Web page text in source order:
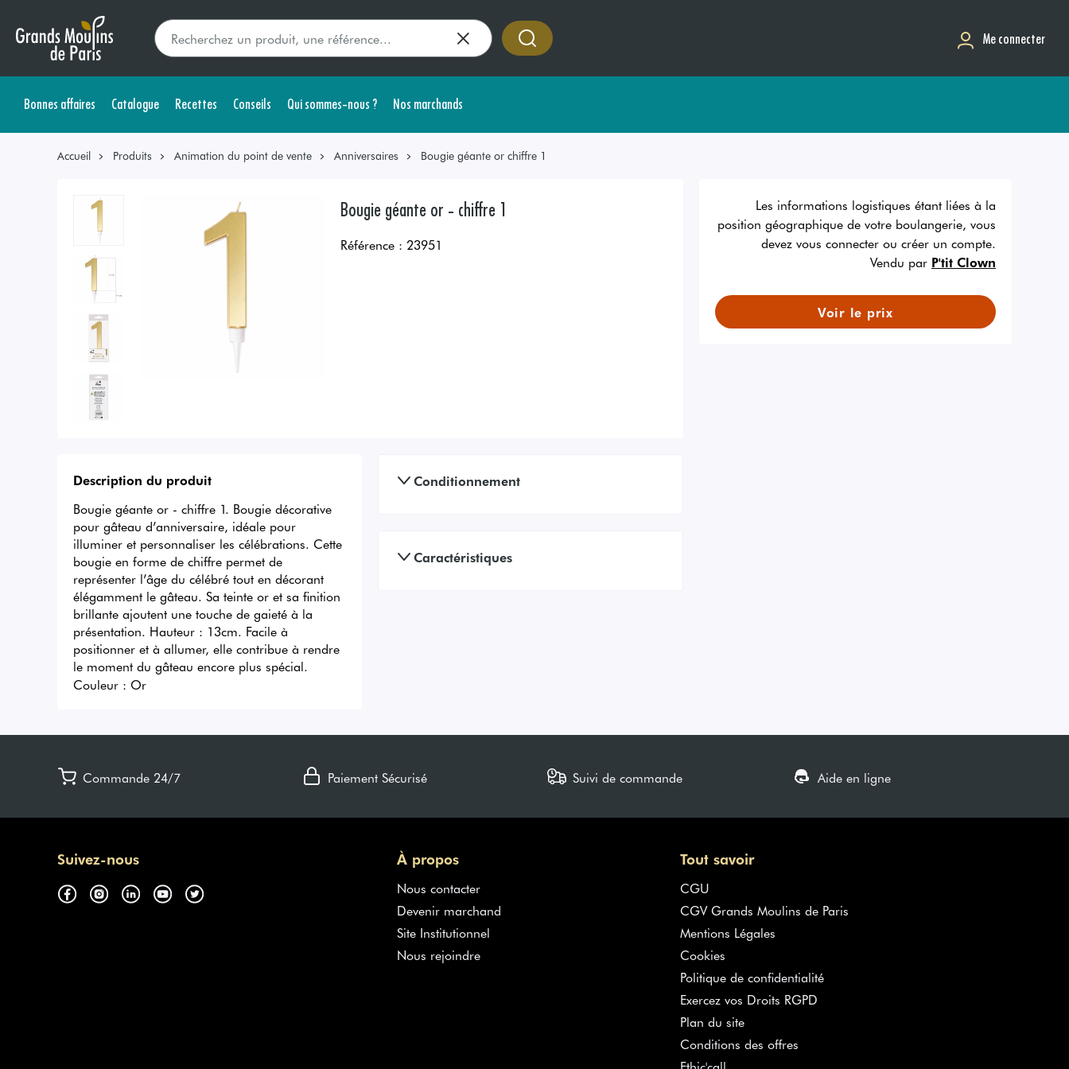
Me connecter
Bonnes affaires Catalogue Recettes Conseils Qui sommes-nous ? Nos marchands
Accueil Produits Animation du point de vente Anniversaires Bougie géante or chiffre 1
Bougie géante or - chiffre 1
Référence : 23951
Les informations logistiques étant liées à la
position géographique de votre boulangerie, vous
devez vous connecter ou créer un compte.
Vendu par P'tit Clown
Voir le prix
Description du produit
Bougie géante or - chiffre 1. Bougie décorative
pour gâteau d’anniversaire, idéale pour
illuminer et personnaliser les célébrations. Cette
bougie en forme de chiffre permet de
représenter l’âge du célébré tout en décorant
élégamment le gâteau. Sa teinte or et sa finition
brillante ajoutent une touche de gaieté à la
présentation. Hauteur : 13cm. Facile à
positionner et à allumer, elle contribue à rendre
le moment du gâteau encore plus spécial.
Couleur : Or
Conditionnement
Caractéristiques
Commande 24/7 Paiement Sécurisé Suivi de commande Aide en ligne
Suivez-nous À propos
Nous contacter
Devenir marchand
Site Institutionnel
Nous rejoindre
Tout savoir
CGU
CGV Grands Moulins de Paris
Mentions Légales
Cookies
Politique de confidentialité
Exercez vos Droits RGPD
Plan du site
Conditions des offres